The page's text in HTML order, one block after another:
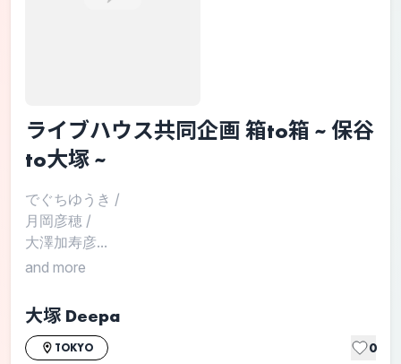
ライブハウス共同企画 箱to箱 ~ 保谷
to大塚 ~
でぐちゆうき /
月岡彦穂 /
大澤加寿彦...
and more
大塚 Deepa
TOKYO 0